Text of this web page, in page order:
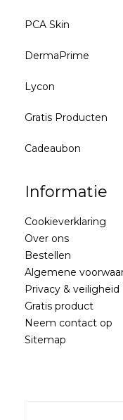
PCA Skin
DermaPrime
Lycon
Gratis Producten
Cadeaubon
Informatie
Cookieverklaring
Over ons
Bestellen
Algemene
Privacy & veiligheid
Gratis product
Neem contact op
Sitemap